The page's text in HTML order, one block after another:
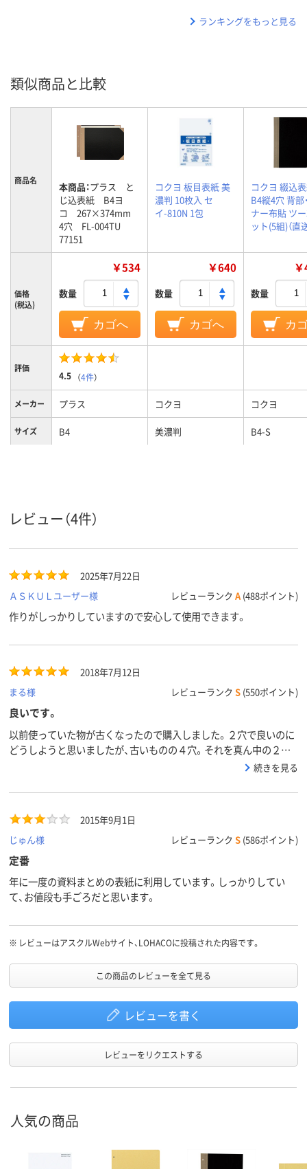
ランキングをもっと見る
類似商品と比較
商品名 本商品：プラス と
じ込表紙 B4ヨ
コ 267×374mm
4穴 FL-004TU
77151
コクヨ 板目表紙 美
濃判 10枚入 セ
イ-810N 1包
コクヨ 綴込
B4縦4穴 背部
ナー布貼 ツ
ット(5組)（直
価格
(税込)
￥534
数量
カゴへ
￥640
数量
カゴへ
数量
カ
評価
4.5 （4件）
メーカー プラス コクヨ コクヨ
サイズ B4 美濃判 B4-S
レビュー（4件）
2025年7月22日
ＡＳＫＵＬユーザー様
レビューランク A (488ポイント)
作りがしっかりしていますので安心して使用できます。
2018年7月12日
まる様
レビューランク S (550ポイント)
良いです。
以前使っていた物が古くなったので購入しました。２穴で良いのに
どうしようと思いましたが、古いものの４穴。それを真ん中の２穴
続きを見る
2015年9月1日
じゅん様
レビューランク S (586ポイント)
定番
年に一度の資料まとめの表紙に利用しています。しっかりしてい
て、お値段も手ごろだと思います。
※ レビューはアスクルWebサイト、LOHACOに投稿された内容です。
この商品のレビューを全て見る
レビューを書く
レビューをリクエストする
人気の商品